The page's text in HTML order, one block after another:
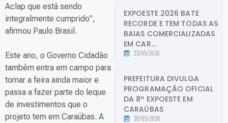
Aclap que está sendo
integralmente cumprido”,
afirmou Paulo Brasil.
Este ano, o Governo Cidadão
também entra em campo para
tornar a feira ainda maior e
passa a fazer parte do leque
de investimentos que o
projeto tem em Caraúbas. A
EXPOESTE 2026 BATE
RECORDE E TEM TODAS AS
BAIAS COMERCIALIZADAS
EM CAR...
23/05/2026
PREFEITURA DIVULGA
PROGRAMAÇÃO OFICIAL
DA 8ª EXPOESTE EM
CARAÚBAS
20/05/2026